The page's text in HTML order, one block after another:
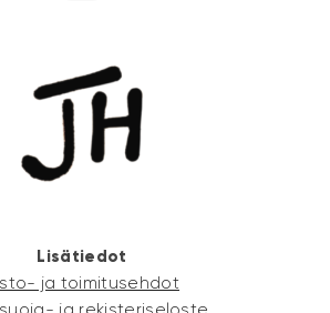
Lisätiedot
ja toimitusehdot